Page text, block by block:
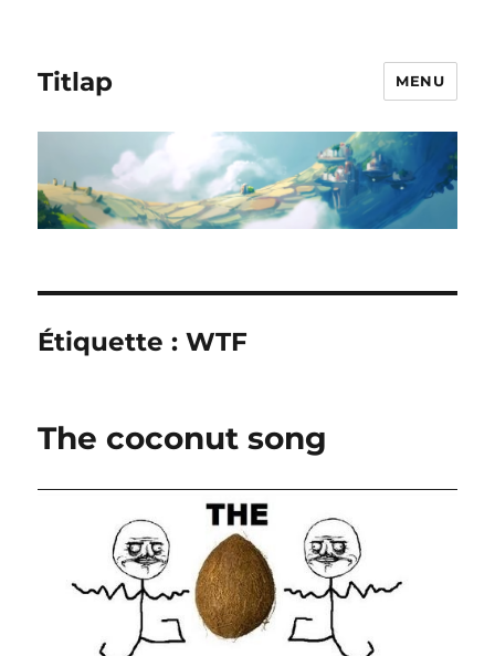
Titlap MENU
Étiquette :WTF
The coconut song